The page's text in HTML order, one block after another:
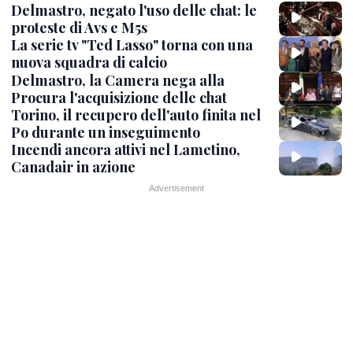
Delmastro, negato l'uso delle chat: le
proteste di Avs e M5s
La serie tv "Ted Lasso" torna con una
nuova squadra di calcio
Delmastro, la Camera nega alla
Procura l'acquisizione delle chat
Torino, il recupero dell'auto finita nel
Po durante un inseguimento
Incendi ancora attivi nel Lametino,
Canadair in azione